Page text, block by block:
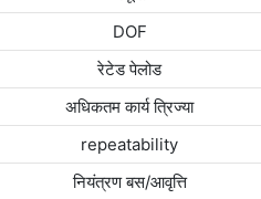
DOF
रेटेड पेलोड
अधिकतम कार्य त्रिज्या
repeatability
नियंत्रण बस/आवृत्ति